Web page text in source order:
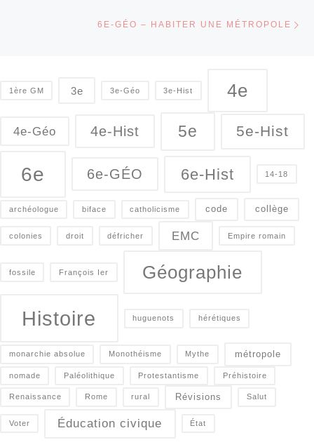
6E-GÉO – HABITER UNE MÉTROPOLE
1ère GM 3e 3e-Géo 3e-Hist 4e
4e-Géo 4e-Hist 5e 5e-Hist
6e 6e-GÉO 6e-Hist 14-18
archéologue biface catholicisme code collège
colonies droit défricher EMC Empire romain
fossile François Ier Géographie
Histoire huguenots hérétiques
monarchie absolue Monothéisme Mythe métropole
nomade Paléolithique Protestantisme Préhistoire
Renaissance Rome rural Révisions Salut
Voter Éducation civique État